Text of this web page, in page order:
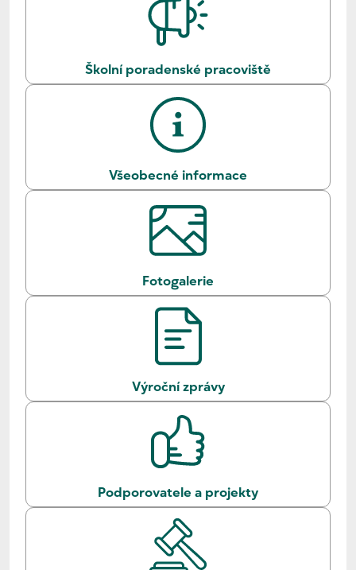
Školní poradenské pracoviště
Všeobecné informace
Fotogalerie
Výroční zprávy
Podporovatele a projekty